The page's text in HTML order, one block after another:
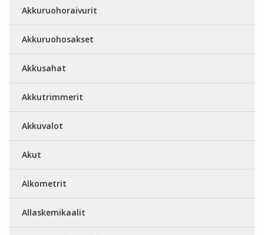
Akkuruohoraivurit
Akkuruohosakset
Akkusahat
Akkutrimmerit
Akkuvalot
Akut
Alkometrit
Allaskemikaalit